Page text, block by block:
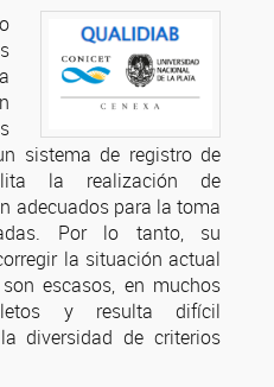
sistema de registro de
la realización de
adecuados para la toma
Por lo tanto, su
la situación actual
escasos, en muchos
y resulta difícil
diversidad de criterios